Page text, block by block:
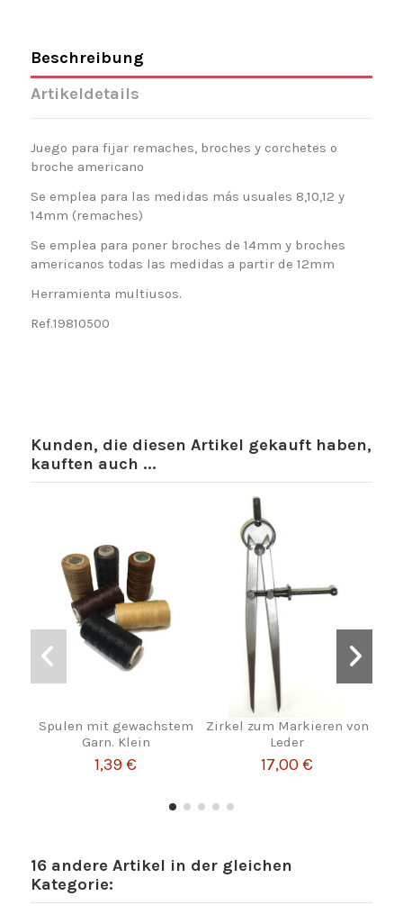
Beschreibung
Artikeldetails
Juego para fijar remaches, broches y corchetes o
broche americano
Se emplea para las medidas más usuales 8,10,12 y
14mm (remaches)
Se emplea para poner broches de 14mm y broches
americanos todas las medidas a partir de 12mm
Herramienta multiusos.
Ref.19810500
Kunden, die diesen Artikel gekauft haben,
kauften auch ...
Spulen mit gewachstem
Garn. Klein
1,39 €
Zirkel zum Markieren von
Leder
17,00 €
16 andere Artikel in der gleichen
Kategorie: